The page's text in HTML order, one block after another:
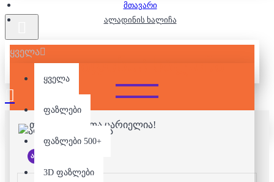
ყველა
ყველა
ფაზლები
ფაზლები 500+
3D ფაზლები
თქვენი კალათა ცარიელია!
მთავარი
ალადინის ხალიჩა
ᲐᲚᲐᲓᲘᲜᲘᲡ ᲮᲐᲚᲘᲩᲐ
არ არის მარაგში